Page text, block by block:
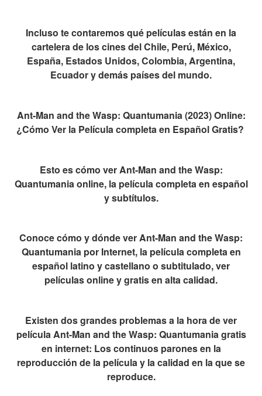
Incluso te contaremos qué películas están en la
cartelera de los cines del Chile, Perú, México,
España, Estados Unidos, Colombia, Argentina,
Ecuador y demás países del mundo.
Ant-Man and the Wasp: Quantumania (2023) Online:
¿Cómo Ver la Película completa en Español Gratis?
Esto es cómo ver Ant-Man and the Wasp:
Quantumania online, la película completa en español
y subtítulos.
Conoce cómo y dónde ver Ant-Man and the Wasp:
Quantumania por Internet, la película completa en
español latino y castellano o subtitulado, ver
películas online y gratis en alta calidad.
Existen dos grandes problemas a la hora de ver
película Ant-Man and the Wasp: Quantumania gratis
en internet: Los continuos parones en la
reproducción de la película y la calidad en la que se
reproduce.